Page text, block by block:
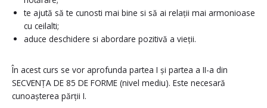
te ajută să te cunosti mai bine si să ai relații mai armonioase
cu ceilalti;
aduce deschidere si abordare pozitivă a vieții.
În acest curs se vor aprofunda partea I și partea a II-a din
SECVENȚA DE 85 DE FORME (nivel mediu). Este necesară
cunoașterea părții I.